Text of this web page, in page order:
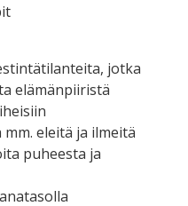
jotka
elämänpiiristä
eleitä ja ilmeitä
puheesta ja